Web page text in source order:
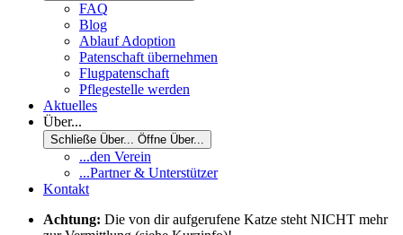
FAQ
Blog
Ablauf Adoption
Patenschaft übernehmen
Flugpatenschaft
Pflegestelle werden
Aktuelles
Über...
Schließe Über... Öffne Über...
...den Verein
...Partner & Unterstützer
Kontakt
Achtung: Die von dir aufgerufene Katze steht NICHT mehr